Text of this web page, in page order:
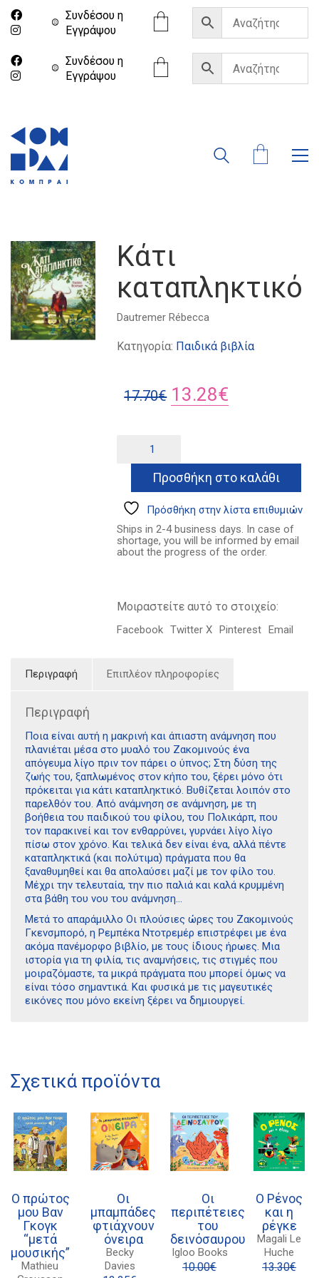
Συνδέσου η
Eγγράψου
Συνδέσου η
Eγγράψου
Κάτι
καταπληκτικό
Dautremer Rébecca
Κατηγορία: Παιδικά βιβλία
17.70€ Original
17.70€.
13.28€
είναι:
13.28€.
καταπληκτικό
ποσότητα
Προσθήκη στο καλάθι
Πρόσθήκη στην λίστα επιθυμιών
Ships in 2-4 business days. In case of
shortage, you will be informed by email
about the progress of the order.
Μοιραστείτε αυτό το στοιχείο:
Facebook Twitter X Pinterest Email
Περιγραφή Επιπλέον πληροφορίες
Περιγραφή
Ποια είναι αυτή η μακρινή και άπιαστη ανάμνηση που
πλανιέται μέσα στο μυαλό του Ζακομινούς ένα
απόγευμα λίγο πριν τον πάρει ο ύπνος; Στη δύση της
ζωής του, ξαπλωμένος στον κήπο του, ξέρει μόνο ότι
πρόκειται για κάτι καταπληκτικό. Βυθίζεται λοιπόν στο
παρελθόν του. Από ανάμνηση σε ανάμνηση, με τη
βοήθεια του παιδικού του φίλου, του Πολικάρπ, που
τον παρακινεί και τον ενθαρρύνει, γυρνάει λίγο λίγο
πίσω στον χρόνο. Και τελικά δεν είναι ένα, αλλά πέντε
καταπληκτικά (και πολύτιμα) πράγματα που θα
ξαναθυμηθεί και θα απολαύσει μαζί με τον φίλο του.
Μέχρι την τελευταία, την πιο παλιά και καλά κρυμμένη
στα βάθη του νου του ανάμνηση…
Μετά το απαράμιλλο Οι πλούσιες ώρες του Ζακομινούς
Γκενσμπορό, η Ρεμπέκα Ντοτρεμέρ επιστρέφει με ένα
ακόμα πανέμορφο βιβλίο, με τους ίδιους ήρωες. Μια
ιστορία για τη φιλία, τις αναμνήσεις, τις στιγμές που
μοιραζόμαστε, τα μικρά πράγματα που μπορεί όμως να
είναι τόσο σημαντικά. Και φυσικά με τις μαγευτικές
εικόνες που μόνο εκείνη ξέρει να δημιουργεί.
Σχετικά προϊόντα
Ο πρώτος
μου Βαν
Γκογκ
“μετά
μουσικής”
Mathieu
Οι
μπαμπάδες
φτιάχνουν
όνειρα
Becky
Davies
Οι
περιπέτειες
του
δεινόσαυρου
Igloo Books
10.00€
Ο Ρένος
και η
ρέγκε
Magali Le
Huche
13.30€
21 1750 8340
kombrai.bs@gmail.com
Πολιτική προστασίας δεδομένων
Τρόποι Πληρωμής
Όροι χρήσης
Αποστολές